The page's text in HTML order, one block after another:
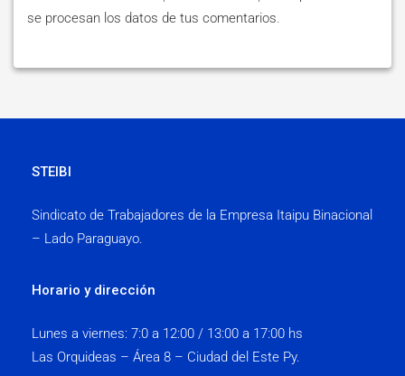
se procesan los datos de tus comentarios.
STEIBI
Sindicato de Trabajadores de la Empresa Itaipu Binacional
– Lado Paraguayo.
Horario y dirección
Lunes a viernes: 7:0 a 12:00 / 13:00 a 17:00 hs
Las Orquideas – Área 8 – Ciudad del Este Py.